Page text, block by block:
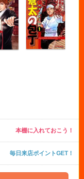
本棚に入れておこう！
毎日来店ポイントGET！